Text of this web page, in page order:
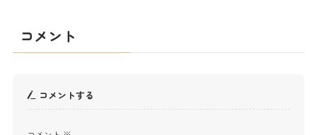
コメント
コメントする